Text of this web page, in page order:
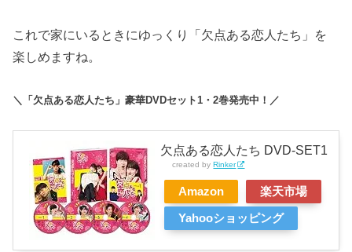
これで家にいるときにゆっくり「欠点ある恋人たち」を
楽しめますね。
＼「欠点ある恋人たち」豪華DVDセット1・2巻発売中！／
欠点ある恋人たち DVD-SET1
created by Rinker
Amazon 楽天市場
Yahooショッピング